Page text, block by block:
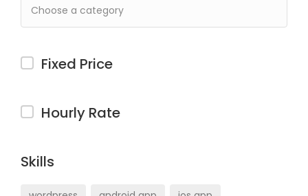
Fixed Price
Hourly Rate
Skills